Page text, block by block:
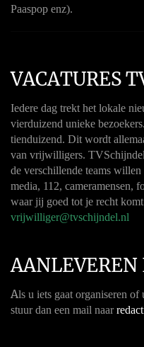
Paaspop enz).
VACATURES
Iedere dag trekt het lokale
vierduizend unieke
tienduizend. Dit wordt
van vrijwilligers.
de verschillende teams
media, 112, cameramensen,
waar jij goed tot je recht
vrijwilliger@tvschijndel.nl
Als u iets gaat organiseren of
stuur dan een mail naar